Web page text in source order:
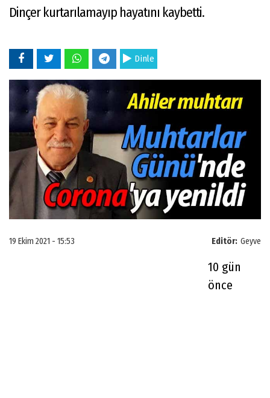
Dinçer kurtarılamayıp hayatını kaybetti.
Dinle
Editör: Geyve
19 Ekim 2021 - 15:53
10 gün
önce